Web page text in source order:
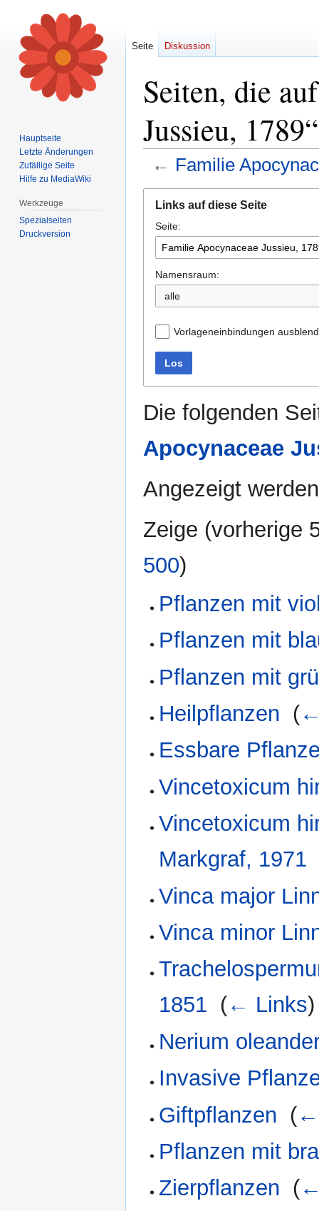
Seiten, die
Jussieu,
← Familie
Navigation
springen
Suche
springen
Links auf diese Seite
Seite:
Namensraum:
alle
Vorlageneinbindungen
Los
Die folgenden
Apocynaceae
Angezeigt
Zeige (vorherige
500)
Pflanzen mit
Pflanzen mit
Pflanzen mit
Heilpflanzen (
Essbare
Vincetoxicum
Vincetoxicum
Markgraf, 1971
Vinca major
Vinca minor
1851 (← Links)
Nerium
Invasive
Giftpflanzen (
Pflanzen mit
Zierpflanzen (
Seite Diskussion
Hauptseite
Letzte Änderungen
Zufällige Seite
Hilfe zu MediaWiki
Werkzeuge
Spezialseiten
Druckversion